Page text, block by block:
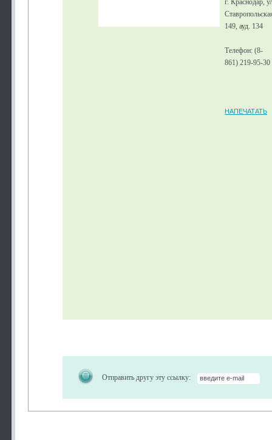
г. Краснодар,
149, ауд. 134
Телефон: (8-
861) 219-95-30
НАПЕЧАТАТЬ
Отправить другу эту ссылку: